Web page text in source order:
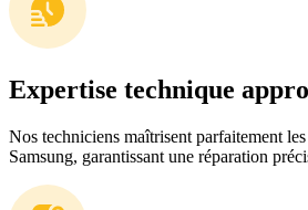
Expertise technique
Nos techniciens maîtrisent parfaitement
Samsung, garantissant une réparation